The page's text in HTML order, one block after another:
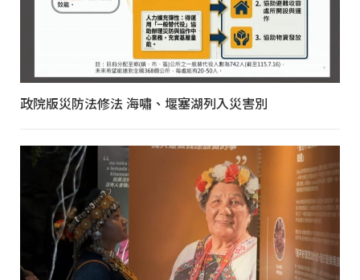
政院版災防法修法 海嘯、堰塞湖列入災害別